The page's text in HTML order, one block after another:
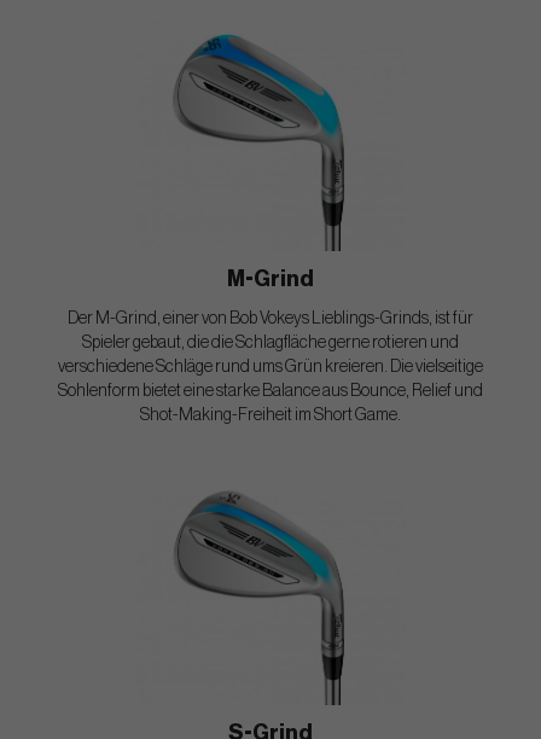
M-Grind
Der M-Grind, einer von Bob Vokeys Lieblings-Grinds, ist für
Spieler gebaut, die die Schlagfläche gerne rotieren und
verschiedene Schläge rund ums Grün kreieren. Die vielseitige
Sohlenform bietet eine starke Balance aus Bounce, Relief und
Shot-Making-Freiheit im Short Game.
S-Grind